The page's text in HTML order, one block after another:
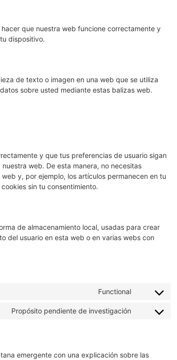
que nuestra web funcione correctamente y
dispositivo.
de texto o imagen en una web que se utiliza
sobre usted mediante estas balizas web.
y que tus preferencias de usuario sigan
web. De esta manera, no necesitas
y, por ejemplo, los artículos permanecen en tu
sin tu consentimiento.
de almacenamiento local, usadas para crear
del usuario en esta web o en varias webs con
Functional
Consent
service
complianz
Propósito pendiente de investigación
Consent
emergente con una explicación sobre las